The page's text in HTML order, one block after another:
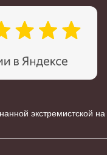
экстремистской